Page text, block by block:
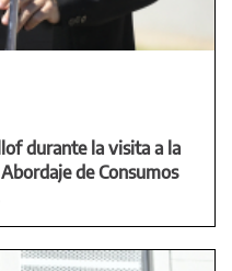
durante la visita a la
de Consumos